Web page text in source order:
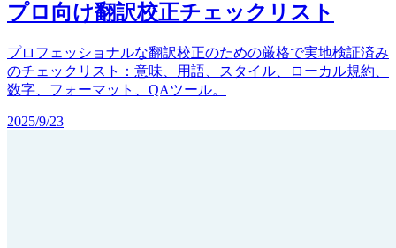
プロ向け翻訳校正チェックリスト
プロフェッショナルな翻訳校正のための厳格で実地検証済み
のチェックリスト：意味、用語、スタイル、ローカル規約、
数字、フォーマット、QAツール。
2025/9/23